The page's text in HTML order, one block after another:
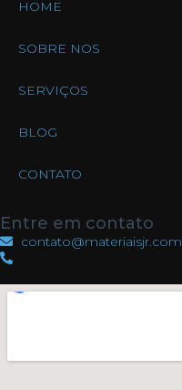
HOME
SOBRE NOS
SERVIÇOS
BLOG
CONTATO
Entre em contato
contato@materiaisjr.com